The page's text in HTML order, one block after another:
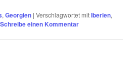
,Georgien |Verschlagwortet mitIberien,
Schreibe einen Kommentar